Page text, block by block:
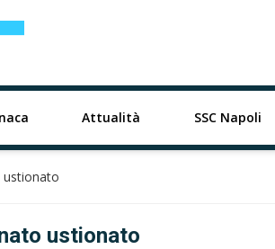
Attualità SSC Napoli
ustionato
ustionato